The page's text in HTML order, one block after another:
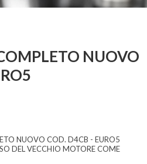
NUOVO
NUOVO COD. D4CB - EURO5
DEL VECCHIO MOTORE COME